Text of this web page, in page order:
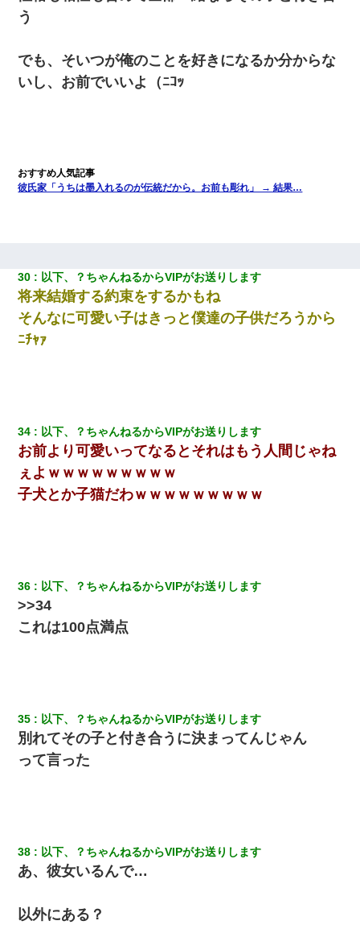
う
でも、そいつが俺のことを好きになるか分からな
いし、お前でいいよ（ﾆｺｯ
彼氏家「うちは墨入れるのが伝統だから。お前も彫れ」 → 結果…
30 以下、？ちゃんねるからVIPがお送りします
将来結婚する約束をするかもね
そんなに可愛い子はきっと僕達の子供だろうから
ﾆﾁｬｧ
34 以下、？ちゃんねるからVIPがお送りします
お前より可愛いってなるとそれはもう人間じゃね
ぇよｗｗｗｗｗｗｗｗｗ
子犬とか子猫だわｗｗｗｗｗｗｗｗｗ
36 以下、？ちゃんねるからVIPがお送りします
>>34
これは100点満点
35 以下、？ちゃんねるからVIPがお送りします
別れてその子と付き合うに決まってんじゃん
って言った
38 以下、？ちゃんねるからVIPがお送りします
あ、彼女いるんで…
以外にある？